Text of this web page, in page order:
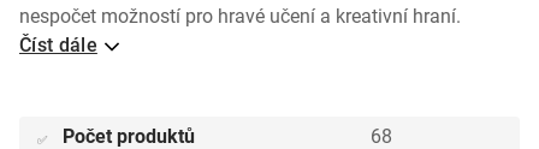
nespočet možností pro hravé učení a kreativní hraní.
Číst dále
✅ Počet produktů 68